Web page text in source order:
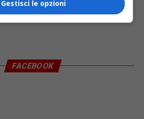
FACEBOOK
Gestisci le opzioni